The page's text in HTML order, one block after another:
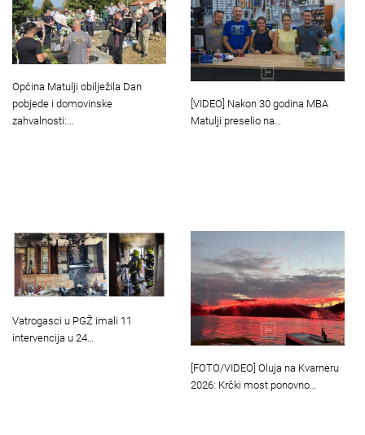
Općina Matulji obilježila Dan
pobjede i domovinske
zahvalnosti:…
[VIDEO] Nakon 30 godina MBA
Matulji preselio na…
Vatrogasci u PGŽ imali 11
intervencija u 24…
[FOTO/VIDEO] Oluja na Kvarneru
2026: Krčki most ponovno…